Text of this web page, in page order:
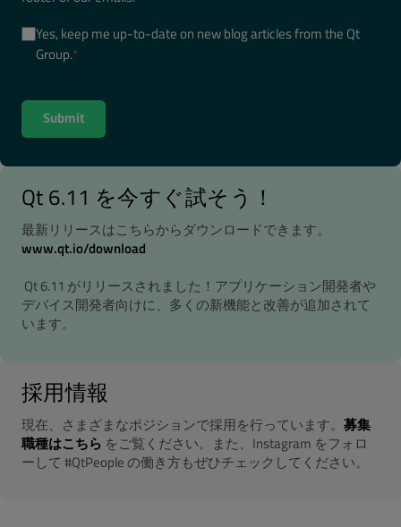
Yes, keep me up-to-date on new blog articles from the Qt
Group.*
Qt 6.11 を今すぐ試そう！
最新リリースはこちらからダウンロードできます。
www.qt.io/download
Qt 6.11 がリリースされました！アプリケーション開発者や
デバイス開発者向けに、多くの新機能と改善が追加されて
います。
採用情報
現在、さまざまなポジションで採用を行っています。 募集
職種はこちら をご覧ください。また、Instagram をフォロ
ーして #QtPeople の働き方もぜひチェックしてください。